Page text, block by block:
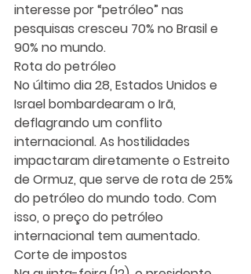
interesse por “petróleo” nas
pesquisas cresceu 70% no Brasil e
90% no mundo.
Rota do petróleo
No último dia 28, Estados Unidos e
Israel bombardearam o Irã,
deflagrando um conflito
internacional. As hostilidades
impactaram diretamente o Estreito
de Ormuz, que serve de rota de 25%
do petróleo do mundo todo. Com
isso, o preço do petróleo
internacional tem aumentado.
Corte de impostos